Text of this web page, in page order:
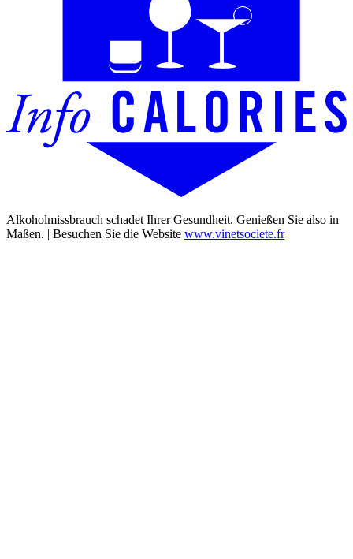
Alkoholmissbrauch schadet Ihrer Gesundheit. Genießen Sie also in
Maßen. | Besuchen Sie die Website www.vinetsociete.fr